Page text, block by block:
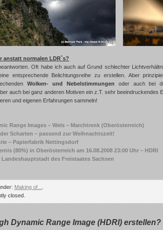
anstatt normalen LDR`s?
Oft habe ich auch auf Grund schlechter
entsprechende Belichtungsreihe zu erstellen. Aber
Wolken- und Nebelstimmungen oder auch bei
auch bei ganz anderen Motiven ein z.T. sehr beeindruckendes
und eigenen Erfahrungen sammeln!
Range Images – Wels – Marchtrenk (Oberösterreich)
Scharten – passend zur Weihnachtszeit!
– Papierfabrik Nettingsdorf
(80%) in Oberösterreich am 16.08.2008 23:00 Uhr – HDRI
Landeshauptstadt des Freistaates Sachsen
Making of...
closed.
Dynamic Range Image (HDRI) erstellen?